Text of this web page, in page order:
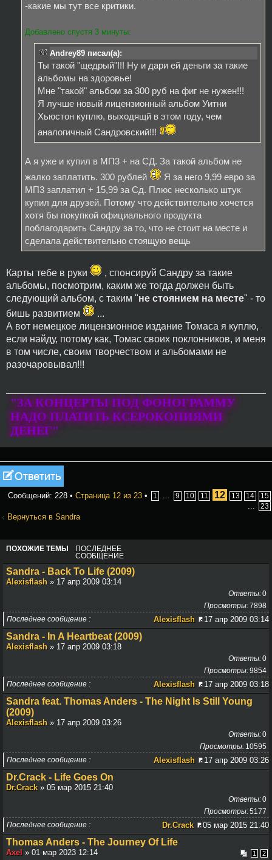
-какие мы тут все критики.
Добавлено спустя 3 минуты:
Andrey89 писал(а):
Ты такой "щедрый"!!! Ну и дари ей деньги за такие
альбомы на здоровье!
Мне "такой" альбом за 300 руб на фиг не нужен!!!
Я лучше новый лицензионный альбом Уитни
Хьюстон куплю, выходящй в этом году, чем
аналогичный Сандровский!!!
А я уже и купил в МП3 + на СД. За такой альбом не
жалко заплатить. 300 рублей
Я за него 9,99 евро за
МП3 заплатил + 15,99 за Сд. Плюс несколько штук
купил для друзей. Потому что действительно хочется
хотя бы покупкой официального продукта
поблагодарить Сандру за то, что не стоит на месте и
сделала действительно стоящую вещь
Карты тебе в руки
, спонсируй Сандру за такие
альбомы, посмотрим, каким же тогда должен быть
следующий альбом, с таким "не стоянием на месте" - то
бишь развитием
...
А вот немецкое лицензионное издание Томаса я куплю,
если найду, потому как, Томас своих поклонников, и меня
в том числе, своим творчеством и альбомами не
разочаровывал!!!
"ЗА КОНЦЕРТЫ ПОД ФОНОГРАММУ
НАДО ПЛАТИТЬ КСЕРОКОПИЯМИ
ДЕНЕГ"
Ответить
Сообщений: 228 • Страница 12 из 23 • 1 ... 9 10 11 12 13 14 15
... 23
Вернуться в Sandra
ПОХОЖИЕ ТЕМЫ
ПОСЛЕДНЕЕ
СООБЩЕНИЕ
Sandra - Back To Life (2009)
Alexisflash » 17 апр 2009 03:14
0
Ответы
7898
Просмотры
Последнее сообщение
Alexisflash 17 апр 2009 03:14
Sandra - In A Heartbeat (2009)
Alexisflash » 17 апр 2009 03:18
0
Ответы
9854
Просмотры
Последнее сообщение
Alexisflash 17 апр 2009 03:18
Sandra feat. Thomas Anders - The Night Is Still Young
(2009)
Alexisflash » 17 апр 2009 03:26
0
Ответы
10595
Просмотры
Последнее сообщение
Alexisflash 17 апр 2009 03:26
Dr.Crack - Life Goes On
Dr.Crack» 05 мар 2015 21:40
0
Ответы
5177
Просмотры
Последнее сообщение
Dr.Crack 05 мар 2015 21:40
Thomas Anders - The Journey Of Life
1 2
Axel » 01 мар 2023 12:14